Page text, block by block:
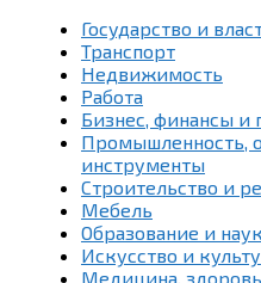
Государство и
Транспорт
Недвижимость
Работа
Бизнес, финансы и
Промышленность,
инструменты
Строительство и
Мебель
Образование и
Искусство и
Медицина,